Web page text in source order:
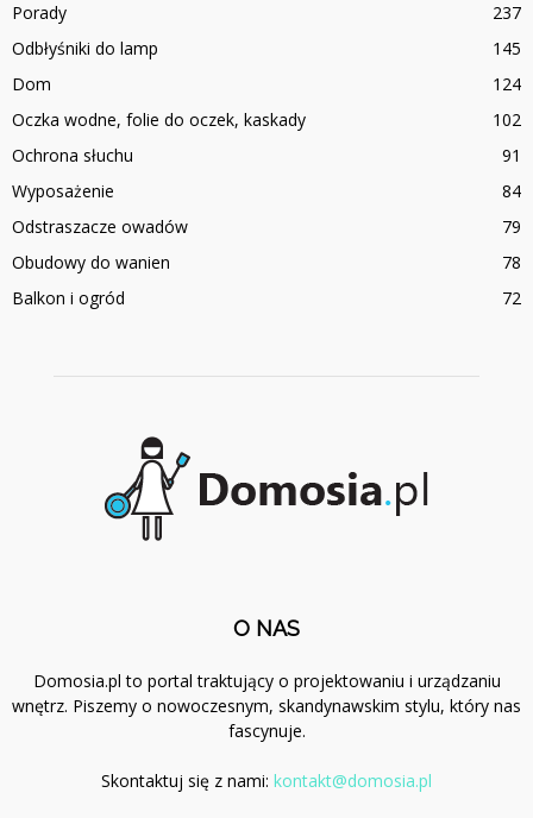
Porady
237
Odbłyśniki do lamp
145
Dom
124
Oczka wodne, folie do oczek, kaskady
102
Ochrona słuchu
91
Wyposażenie
84
Odstraszacze owadów
79
Obudowy do wanien
78
Balkon i ogród
72
O NAS
Domosia.pl to portal traktujący o projektowaniu i urządzaniu
wnętrz. Piszemy o nowoczesnym, skandynawskim stylu, który nas
fascynuje.
Skontaktuj się z nami: kontakt@domosia.pl